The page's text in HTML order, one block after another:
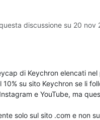
discussione su 20 nov
di Keychron elencati
su sito Keychron se li
e YouTube, ma
solo sul sito .com e non